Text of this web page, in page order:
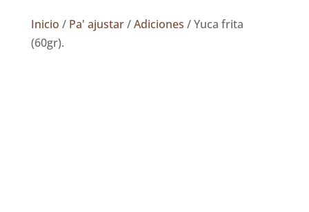
Inicio / Pa' ajustar/Adiciones / Yuca frita
(60gr).